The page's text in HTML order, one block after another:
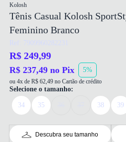
Kolosh
Tênis Casual Kolosh
Feminino Branco
Ref: 7909960282231
R$ 249,99
R$ 237,49 no Pix 5%
ou 4x de R$ 62,49 no Cartão de crédito
Selecione o tamanho:
34 35 38 39
Descubra seu tamanho